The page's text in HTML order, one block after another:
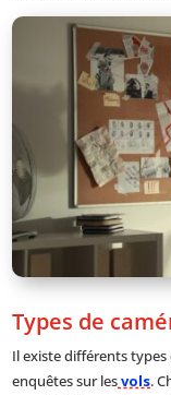
Types de
Il existe différents types
enquêtes sur lesvols.